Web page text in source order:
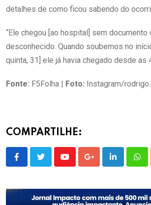
detalhes de como ficou sabendo do
“Ele chegou [ao hospital] sem documento
desconhecido. Quando soubemos no
quinta, 31] ele já havia chegado desde as
Fonte: F5Folha | Foto: Instagram/
COMPARTILHE:
YoutubeGoogle+LinkedIn